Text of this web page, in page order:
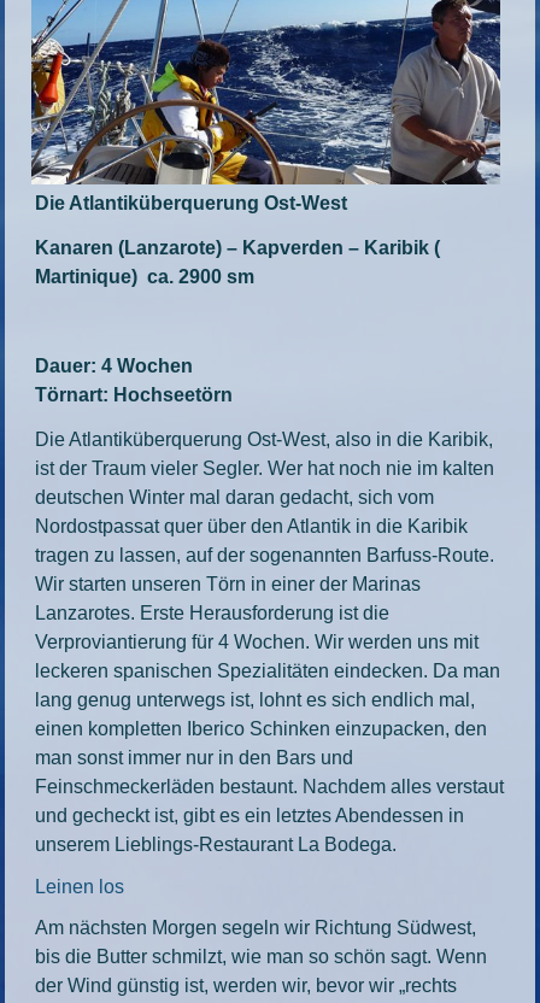
Die Atlantiküberquerung Ost-West
Kanaren (Lanzarote) – Kapverden – Karibik (
Martinique) ca. 2900 sm
Dauer: 4 Wochen
Törnart: Hochseetörn
Die Atlantiküberquerung Ost-West, also in die Karibik,
ist der Traum vieler Segler. Wer hat noch nie im kalten
deutschen Winter mal daran gedacht, sich vom
Nordostpassat quer über den Atlantik in die Karibik
tragen zu lassen, auf der sogenannten Barfuss-Route.
Wir starten unseren Törn in einer der Marinas
Lanzarotes. Erste Herausforderung ist die
Verproviantierung für 4 Wochen. Wir werden uns mit
leckeren spanischen Spezialitäten eindecken. Da man
lang genug unterwegs ist, lohnt es sich endlich mal,
einen kompletten Iberico Schinken einzupacken, den
man sonst immer nur in den Bars und
Feinschmeckerläden bestaunt. Nachdem alles verstaut
und gecheckt ist, gibt es ein letztes Abendessen in
unserem Lieblings-Restaurant La Bodega.
Leinen los
Am nächsten Morgen segeln wir Richtung Südwest,
bis die Butter schmilzt, wie man so schön sagt. Wenn
der Wind günstig ist, werden wir, bevor wir „rechts